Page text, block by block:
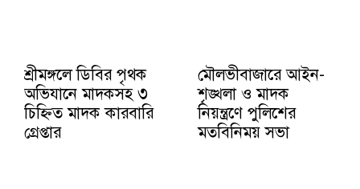
শ্রীমঙ্গলে ডিবির পৃথক
অভিযানে মাদকসহ ৩
চিহ্নিত মাদক কারবারি
গ্রেপ্তার
মৌলভীবাজারে আইন-
শৃঙ্খলা ও মাদক
নিয়ন্ত্রণে পুলিশের
মতবিনিময় সভা